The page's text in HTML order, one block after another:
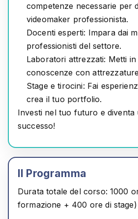
competenze necessarie per
videomaker professionista.
Docenti esperti: Impara dai
professionisti del settore.
Laboratori attrezzati: Metti
conoscenze con
Stage e tirocini: Fai
crea il tuo portfolio.
Investi nel tuo futuro e diventa
successo!
Il Programma
Durata totale del corso: 1000
formazione + 400 ore di stage)